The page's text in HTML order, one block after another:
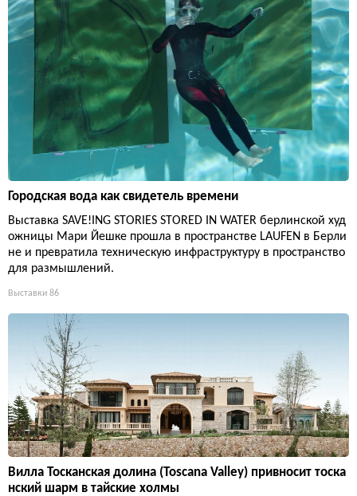
Городская вода как свидетель времени
Выставка SAVE!ING STORIES STORED IN WATER берлинской худ
ожницы Мари Йешке прошла в пространстве LAUFEN в Берли
не и превратила техническую инфраструктуру в пространство
для размышлений.
Выставки 86
Вилла Тосканская долина (Toscana Valley) привносит тоска
нский шарм в тайские холмы